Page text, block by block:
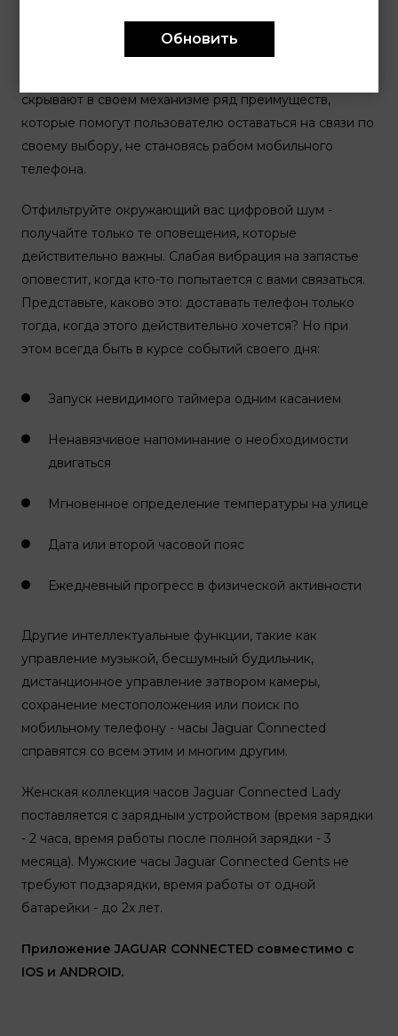
аналоговых часов и функциональность смарт-
гаджетов. Jaguar Connected сохраняют всю
скрывают в своем механизме ряд преимуществ,
которые помогут пользователю оставаться на связи по
своему выбору, не становясь рабом мобильного
телефона.
Отфильтруйте окружающий вас цифровой шум -
получайте только те оповещения, которые
действительно важны. Слабая вибрация на запястье
оповестит, когда кто-то попытается с вами связаться.
Представьте, каково это: доставать телефон только
тогда, когда этого действительно хочется? Но при
этом всегда быть в курсе событий своего дня:
Запуск невидимого таймера одним касанием
Ненавязчивое напоминание о необходимости
двигаться
Мгновенное определение температуры на улице
Дата или второй часовой пояс
Ежедневный прогресс в физической активности
Другие интеллектуальные функции, такие как
управление музыкой, бесшумный будильник,
дистанционное управление затвором камеры,
сохранение местоположения или поиск по
мобильному телефону - часы Jaguar Connected
справятся со всем этим и многим другим.
Женская коллекция часов Jaguar Connected Lady
поставляется с зарядным устройством (время зарядки
- 2 часа, время работы после полной зарядки - 3
месяца). Мужские часы Jaguar Connected Gents не
требуют подзарядки, время работы от одной
батарейки - до 2х лет.
Приложение JAGUAR CONNECTED совместимо с
IOS и ANDROID.
Обновить